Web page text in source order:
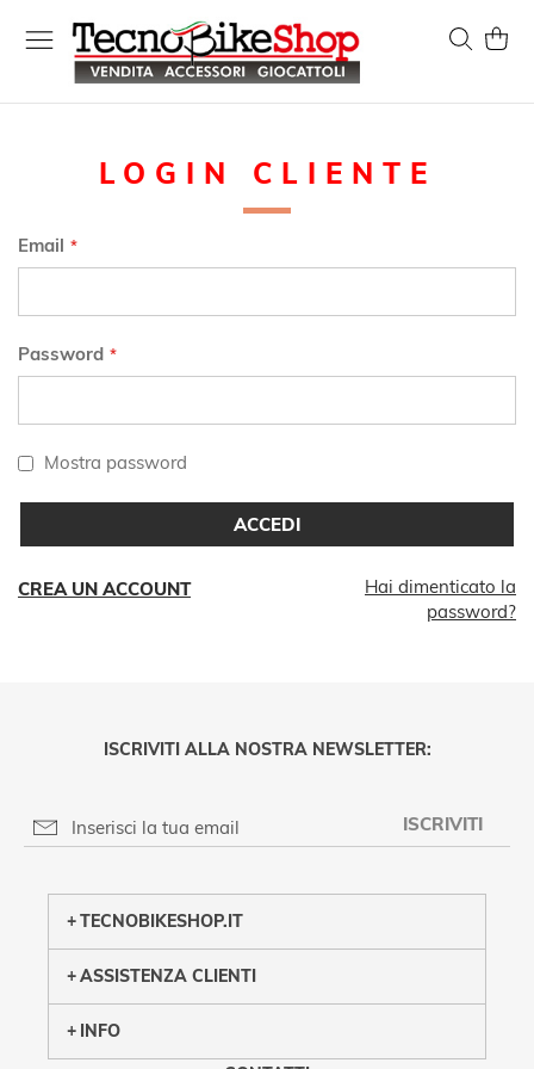
al
contenuto
Search
LOGIN CLIENTE
Email
Password
Mostra password
ACCEDI
Hai dimenticato la
password?
CREA UN ACCOUNT
ISCRIVITI ALLA NOSTRA NEWSLETTER:
PRIVACY POLICY
ISCRIVITI
TECNOBIKESHOP.IT
ASSISTENZA CLIENTI
INFO